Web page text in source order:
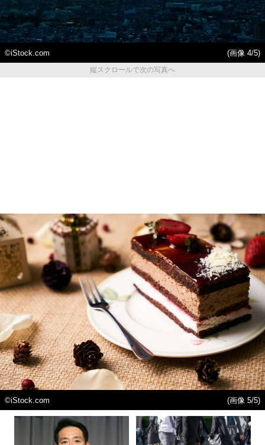
©iStock.com
(画像 4/5)
縦スクロールで次の写真へ
©iStock.com (画像 5/5)